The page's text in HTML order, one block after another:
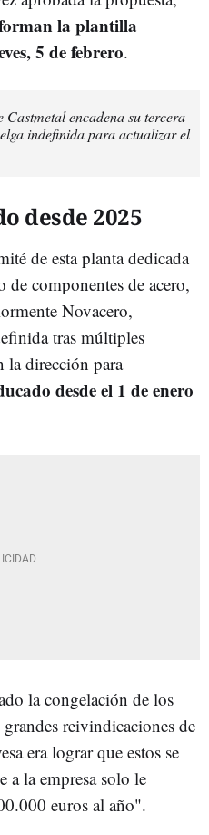
la plantilla
5 de febrero.
encadena su tercera
indefinida para actualizar el
desde 2025
de esta planta dedicada
componentes de acero,
Novacero,
tras múltiples
la dirección para
desde el 1 de enero
la congelación de los
reivindicaciones de
era lograr que estos se
a la empresa solo le
euros al año".